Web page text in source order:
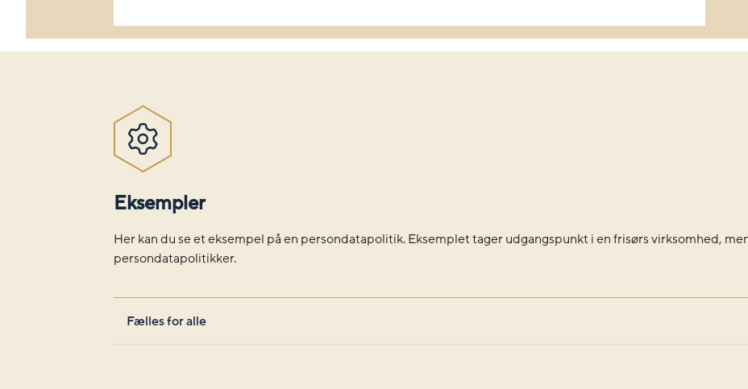
Eksempler
Her kan du se et eksempel på en persondatapolitik. Eksemplet tager udgangspunkt i en frisørs virksomhed,
persondatapolitikker.
Fælles for alle